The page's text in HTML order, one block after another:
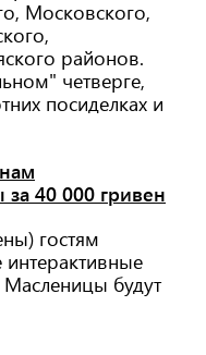
Московского,
районов.
четверге,
посиделках и
40 000 гривен
гостям
интерактивные
будут